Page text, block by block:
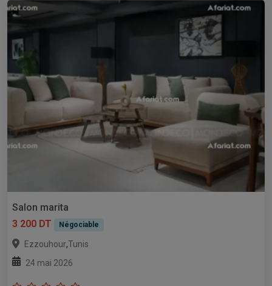
Salon marita
3 200 DT
Négociable
Ezzouhour,Tunis
24 mai 2026